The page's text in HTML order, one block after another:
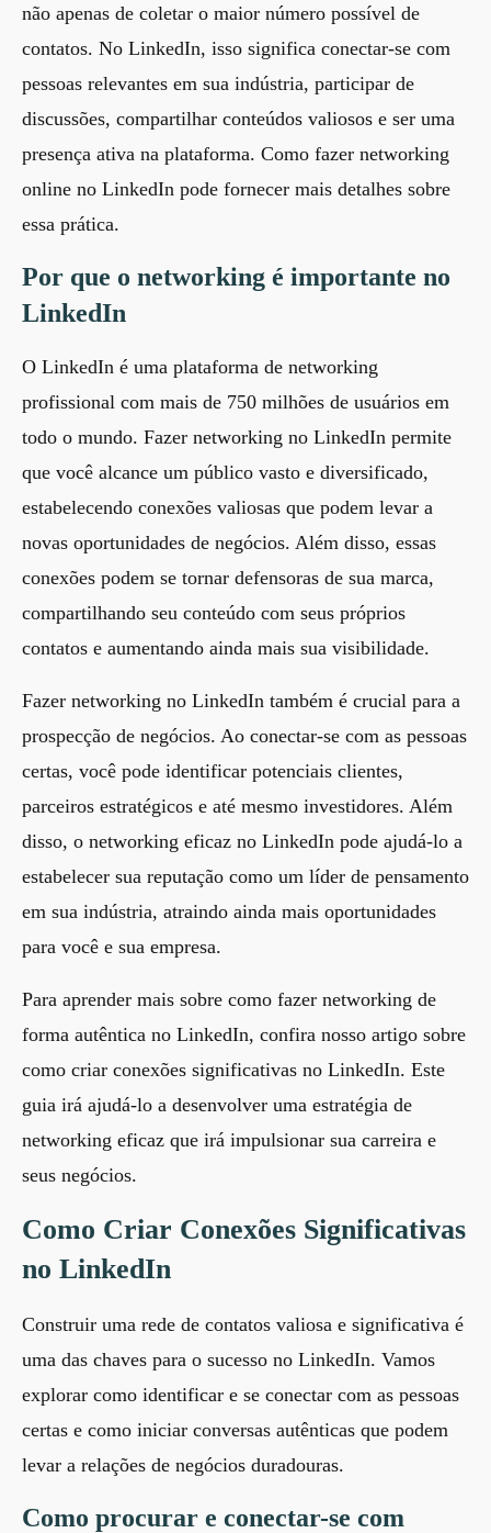
não apenas de coletar o maior número possível de
contatos. No LinkedIn, isso significa conectar-se com
pessoas relevantes em sua indústria, participar de
discussões, compartilhar conteúdos valiosos e ser uma
presença ativa na plataforma. Como fazer networking
online no LinkedIn pode fornecer mais detalhes sobre
essa prática.
Por que o networking é importante no
LinkedIn
O LinkedIn é uma plataforma de networking
profissional com mais de 750 milhões de usuários em
todo o mundo. Fazer networking no LinkedIn permite
que você alcance um público vasto e diversificado,
estabelecendo conexões valiosas que podem levar a
novas oportunidades de negócios. Além disso, essas
conexões podem se tornar defensoras de sua marca,
compartilhando seu conteúdo com seus próprios
contatos e aumentando ainda mais sua visibilidade.
Fazer networking no LinkedIn também é crucial para a
prospecção de negócios. Ao conectar-se com as pessoas
certas, você pode identificar potenciais clientes,
parceiros estratégicos e até mesmo investidores. Além
disso, o networking eficaz no LinkedIn pode ajudá-lo a
estabelecer sua reputação como um líder de pensamento
em sua indústria, atraindo ainda mais oportunidades
para você e sua empresa.
Para aprender mais sobre como fazer networking de
forma autêntica no LinkedIn, confira nosso artigo sobre
como criar conexões significativas no LinkedIn. Este
guia irá ajudá-lo a desenvolver uma estratégia de
networking eficaz que irá impulsionar sua carreira e
seus negócios.
Como Criar Conexões Significativas
no LinkedIn
Construir uma rede de contatos valiosa e significativa é
uma das chaves para o sucesso no LinkedIn. Vamos
explorar como identificar e se conectar com as pessoas
certas e como iniciar conversas autênticas que podem
levar a relações de negócios duradouras.
Como procurar e conectar-se com